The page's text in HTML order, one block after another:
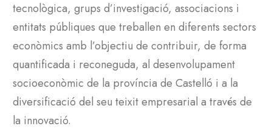
tecnològica, grups d’investigació, associacions i
entitats públiques que treballen en diferents sectors
econòmics amb l’objectiu de contribuir, de forma
quantificada i reconeguda, al desenvolupament
socioeconòmic de la província de Castelló i a la
diversificació del seu teixit empresarial a través de
la innovació.